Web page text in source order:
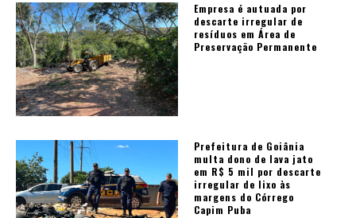
Empresa é autuada por
descarte irregular de
resíduos em Área de
Preservação Permanente
Prefeitura de Goiânia
multa dono de lava jato
em R$ 5 mil por descarte
irregular de lixo às
margens do Córrego
Capim Puba